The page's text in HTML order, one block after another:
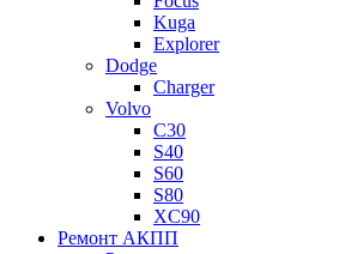
Kuga
Explorer
Dodge
Charger
Volvo
С30
S40
S60
S80
XC90
Ремонт АКПП